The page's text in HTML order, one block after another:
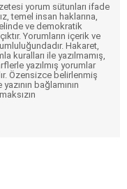
yorum sütunları ifade
temel insan haklarına,
ve demokratik
Yorumların içerik ve
Hakaret,
kuralları ile yazılmamış,
yazılmış yorumlar
Özensizce belirlenmiş
bağlamının